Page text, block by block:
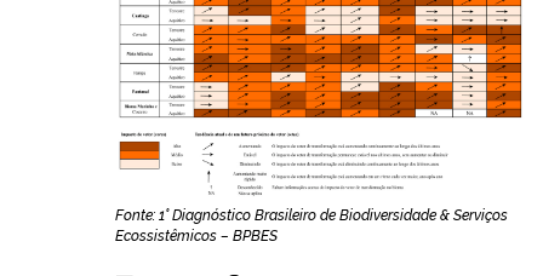
Fonte: 1° Diagnóstico Brasileiro de Biodiversidade & Serviços
Ecossistêmicos – BPBES